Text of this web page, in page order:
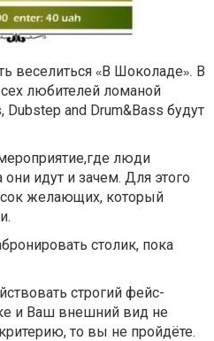
веселиться «В Шоколаде». В
любителей ломаной
Dubstep and Drum&Bass будут
люди
идут и зачем. Для этого
желающих, который
столик, пока
строгий фейс-
и Ваш внешний вид не
то вы не пройдёте.